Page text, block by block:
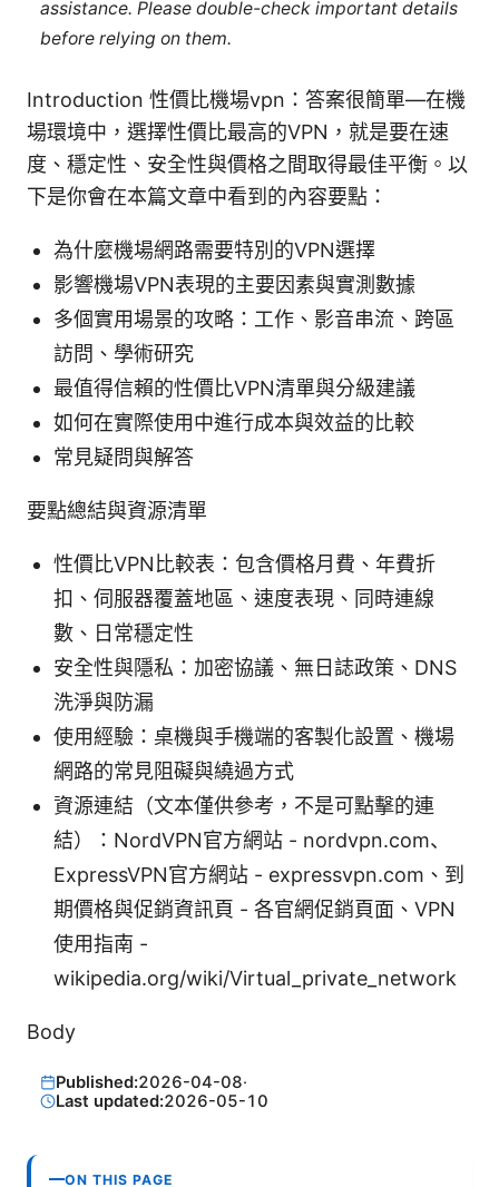
assistance. Please double-check important details
before relying on them.
Introduction 性價比機場vpn：答案很簡單—在機
場環境中，選擇性價比最高的VPN，就是要在速
度、穩定性、安全性與價格之間取得最佳平衡。以
下是你會在本篇文章中看到的內容要點：
為什麼機場網路需要特別的VPN選擇
影響機場VPN表現的主要因素與實測數據
多個實用場景的攻略：工作、影音串流、跨區
訪問、學術研究
最值得信賴的性價比VPN清單與分級建議
如何在實際使用中進行成本與效益的比較
常見疑問與解答
要點總結與資源清單
性價比VPN比較表：包含價格月費、年費折
扣、伺服器覆蓋地區、速度表現、同時連線
數、日常穩定性
安全性與隱私：加密協議、無日誌政策、DNS
洗淨與防漏
使用經驗：桌機與手機端的客製化設置、機場
網路的常見阻礙與繞過方式
資源連結（文本僅供參考，不是可點擊的連
結）：NordVPN官方網站 - nordvpn.com、
ExpressVPN官方網站 - expressvpn.com、到
期價格與促銷資訊頁 - 各官網促銷頁面、VPN
使用指南 -
wikipedia.org/wiki/Virtual_private_network
Body
Published:2026-04-08·
Last updated:2026-05-10
ON THIS PAGE